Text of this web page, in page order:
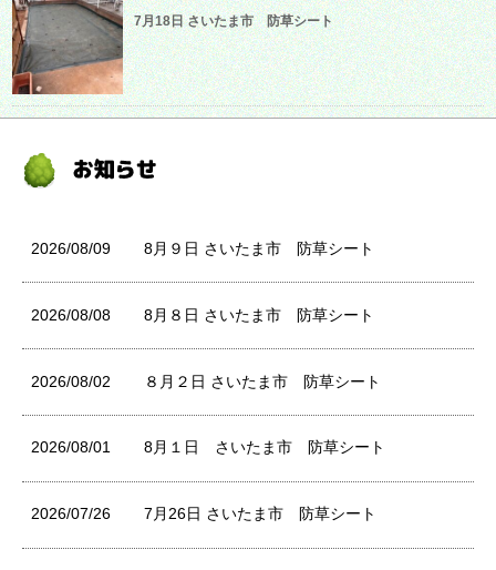
7月18日 さいたま市 防草シート
2026/08/09 8月９日 さいたま市 防草シート
2026/08/08 8月８日 さいたま市 防草シート
2026/08/02 ８月２日 さいたま市 防草シート
2026/08/01 8月１日 さいたま市 防草シート
2026/07/26 7月26日 さいたま市 防草シート